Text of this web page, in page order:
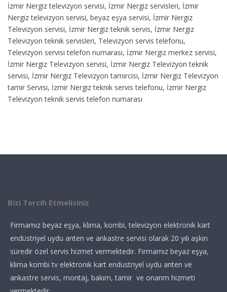
İzmir Nergiz televizyon servisi, İzmir Nergiz servisleri, İzmir
Nergiz televizyon servisi, beyaz eşya servisi, İzmir Nergiz
Televizyon servisi, İzmir Nergiz teknik servis, İzmir Nergiz
Televizyon teknik servisleri, Televizyon servis telefonu,
Televizyon servisi telefon numarası, İzmir Nergiz merkez servisi,
İzmir Nergiz Televizyon servisi, İzmir Nergiz Televizyon teknik
servisi, İzmir Nergiz Televizyon tamircisi, İzmir Nergiz Televizyon
tamir Servisi, İzmir Nergiz teknik servis telefonu, İzmir Nergiz
Televizyon teknik servis telefon numarası
Bizi Tercih Etmelisiniz
Firmamız beyaz eşya, klima, kombi, televizyon elektronik kart
endüstriyel uydu anten ve ankastre servisi olarak 20 yılı aşkın
süredir özel servis hizmet vermektedir. Firmamız beyaz eşya,
klima kombi tv elektronik kart endüstriyel uydu anten ve
ankastre servis, montaj, bakım, tamir ve onarım hizmeti